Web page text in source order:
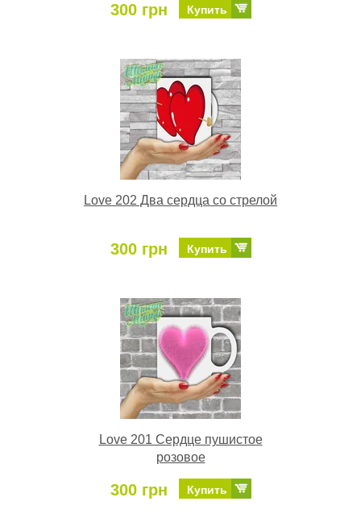
300 грн Купить
Love 202 Два сердца со стрелой
300 грн Купить
Love 201 Сердце пушистое
розовое
300 грн Купить